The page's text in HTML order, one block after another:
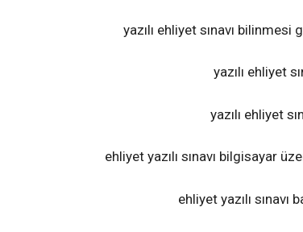
yazılı ehliyet sınavı bilinmesi
yazılı ehliyet
yazılı ehliyet
ehliyet yazılı sınavı bilgisayar
ehliyet yazılı sınavı